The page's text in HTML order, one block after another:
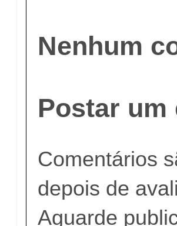
Nenhum
Postar
Comentários
depois de
Aguarde